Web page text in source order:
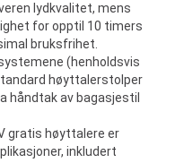
lydkvalitet, mens
for opptil 10 timers
bruksfrihet.
(henholdsvis
høyttalerstolper
håndtak av bagasjestil
gratis høyttalere er
inkludert